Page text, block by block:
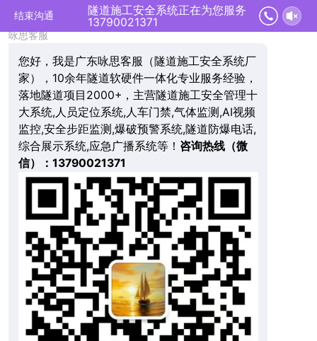
结束沟通
隧道施工安全系统正在为您服务
13790021371
咏思客服
您好，我是广东咏思客服（隧道施工安全系统厂
家），10余年隧道软硬件一体化专业服务经验，
落地隧道项目2000+，主营隧道施工安全管理十
大系统,人员定位系统,人车门禁,气体监测,AI视频
监控,安全步距监测,爆破预警系统,隧道防爆电话,
综合展示系统,应急广播系统等！ 咨询热线（微
信）：13790021371